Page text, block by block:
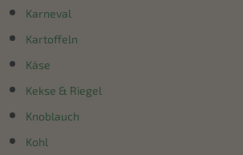
Karneval
Kartoffeln
Käse
Kekse & Riegel
Knoblauch
Kohl